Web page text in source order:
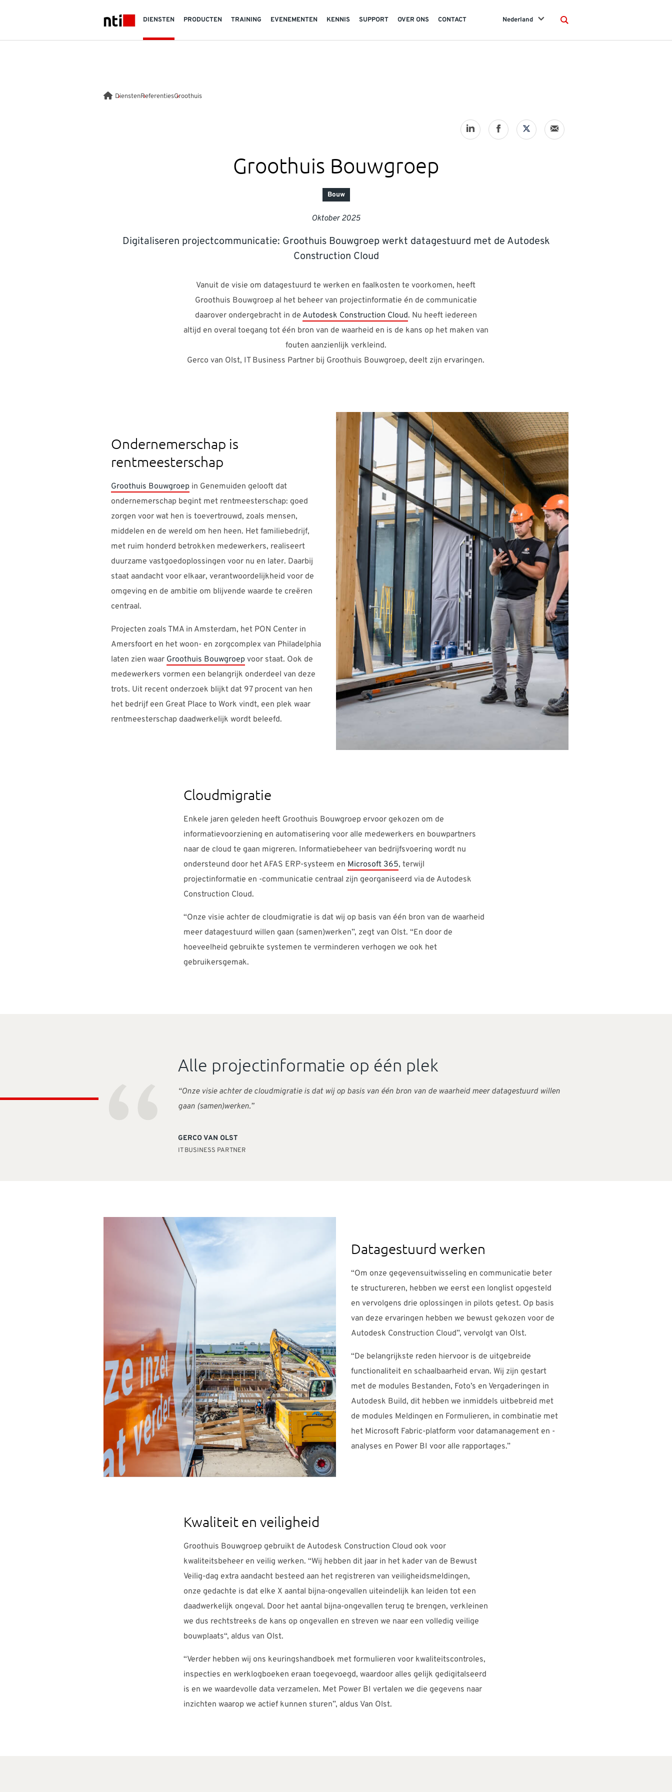
NTI logo
DIENSTEN PRODUCTEN TRAINING EVENEMENTEN KENNIS SUPPORT OVER ONS CONTACT Nederland
Search
DienstenReferentiesGroothuis
Groothuis Bouwgroep
Bouw
Oktober 2025
Digitaliseren projectcommunicatie: Groothuis Bouwgroep werkt datagestuurd met de Autodesk
Construction Cloud
Vanuit de visie om datagestuurd te werken en faalkosten te voorkomen, heeft
Groothuis Bouwgroep al het beheer van projectinformatie én de communicatie
daarover ondergebracht in de Autodesk Construction Cloud. Nu heeft iedereen
altijd en overal toegang tot één bron van de waarheid en is de kans op het maken van
fouten aanzienlijk verkleind.
Gerco van Olst, IT Business Partner bij Groothuis Bouwgroep, deelt zijn ervaringen.
Ondernemerschap is
rentmeesterschap
Groothuis Bouwgroep in Genemuiden gelooft dat
ondernemerschap begint met rentmeesterschap: goed
zorgen voor wat hen is toevertrouwd, zoals mensen,
middelen en de wereld om hen heen. Het familiebedrijf,
met ruim honderd betrokken medewerkers, realiseert
duurzame vastgoedoplossingen voor nu en later. Daarbij
staat aandacht voor elkaar, verantwoordelijkheid voor de
omgeving en de ambitie om blijvende waarde te creëren
centraal.
Projecten zoals TMA in Amsterdam, het PON Center in
Amersfoort en het woon- en zorgcomplex van Philadelphia
laten zien waar Groothuis Bouwgroep voor staat. Ook de
medewerkers vormen een belangrijk onderdeel van deze
trots. Uit recent onderzoek blijkt dat 97 procent van hen
het bedrijf een Great Place to Work vindt, een plek waar
rentmeesterschap daadwerkelijk wordt beleefd.
Cloudmigratie
Enkele jaren geleden heeft Groothuis Bouwgroep ervoor gekozen om de
informatievoorziening en automatisering voor alle medewerkers en bouwpartners
naar de cloud te gaan migreren. Informatiebeheer van bedrijfsvoering wordt nu
ondersteund door het AFAS ERP-systeem en Microsoft 365, terwijl
projectinformatie en -communicatie centraal zijn georganiseerd via de Autodesk
Construction Cloud.
“Onze visie achter de cloudmigratie is dat wij op basis van één bron van de waarheid
meer datagestuurd willen gaan (samen)werken”, zegt van Olst. “En door de
hoeveelheid gebruikte systemen te verminderen verhogen we ook het
gebruikersgemak.
“ Alle projectinformatie op één plek
“Onze visie achter de cloudmigratie is dat wij op basis van één bron van de waarheid meer datagestuurd willen
gaan (samen)werken.”
GERCO VAN OLST
IT BUSINESS PARTNER
Datagestuurd werken
“Om onze gegevensuitwisseling en communicatie beter
te structureren, hebben we eerst een longlist opgesteld
en vervolgens drie oplossingen in pilots getest. Op basis
van deze ervaringen hebben we bewust gekozen voor de
Autodesk Construction Cloud”, vervolgt van Olst.
“De belangrijkste reden hiervoor is de uitgebreide
functionaliteit en schaalbaarheid ervan. Wij zijn gestart
met de modules Bestanden, Foto’s en Vergaderingen in
Autodesk Build, dit hebben we inmiddels uitbebreid met
de modules Meldingen en Formulieren, in combinatie met
het Microsoft Fabric-platform voor datamanagement en -
analyses en Power BI voor alle rapportages.”
Kwaliteit en veiligheid
Groothuis Bouwgroep gebruikt de Autodesk Construction Cloud ook voor
kwaliteitsbeheer en veilig werken. “Wij hebben dit jaar in het kader van de Bewust
Veilig-dag extra aandacht besteed aan het registreren van veiligheidsmeldingen,
onze gedachte is dat elke X aantal bijna-ongevallen uiteindelijk kan leiden tot een
daadwerkelijk ongeval. Door het aantal bijna-ongevallen terug te brengen, verkleinen
we dus rechtstreeks de kans op ongevallen en streven we naar een volledig veilige
bouwplaats“, aldus van Olst.
“Verder hebben wij ons keuringshandboek met formulieren voor kwaliteitscontroles,
inspecties en werklogboeken eraan toegevoegd, waardoor alles gelijk gedigitalseerd
is en we waardevolle data verzamelen. Met Power BI vertalen we die gegevens naar
inzichten waarop we actief kunnen sturen”, aldus Van Olst.